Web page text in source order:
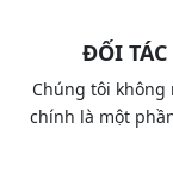
ĐỐI
Chúng tôi không
chính là một